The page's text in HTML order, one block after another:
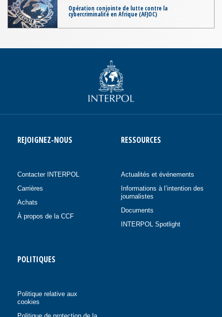
Opération conjointe de lutte contre la
cybercriminalité en Afrique (AFJOC)
REJOIGNEZ-NOUS
Contacter INTERPOL
Carrières
Achats
À propos de la CCF
RESSOURCES
Actualités et événements
Informations à l’intention des
journalistes
Documents
INTERPOL Spotlight
POLITIQUES
Politique relative aux
cookies